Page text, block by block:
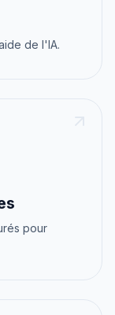
de l'IA.
pour